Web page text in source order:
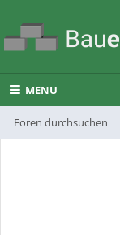
MENU
Foren durchsuchen